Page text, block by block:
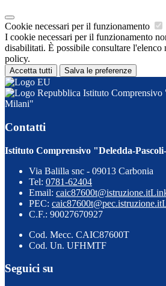
Cookie necessari per il funzionamento
I cookie necessari per il funzionamento
disabilitati. È possibile consultare l'elenco
policy.
Accetta tutti Salva le preferenze
Istituto Comprensivo
Milani"
Contatti
Istituto Comprensivo "Deledda-
Via Balilla snc - 09013 Carbonia
Tel: 0781-62404
Email: caic87600t@istruzione.it
PEC: caic87600t@pec.istruzione.it
C.F.: 90027670927
Cod. Mecc. CAIC87600T
Cod. Un. UFHMTF
Seguici su